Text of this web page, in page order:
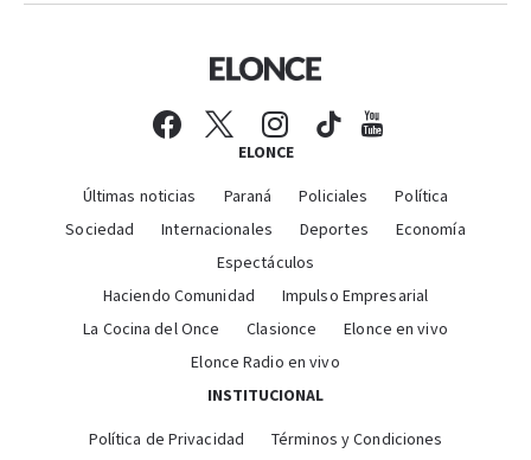
ELONCE
Últimas noticias Paraná Policiales
Política
Sociedad
Internacionales Deportes
Economía
Espectáculos
Haciendo Comunidad
Impulso Empresarial
La Cocina del Once
Clasionce
Elonce en vivo
Elonce Radio en vivo
INSTITUCIONAL
Política de Privacidad
Términos y Condiciones